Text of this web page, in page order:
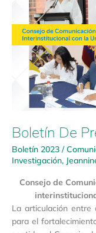
Boletín De
Boletín 2023 /
Investigación,
Consejo de
La articulación entre
para el